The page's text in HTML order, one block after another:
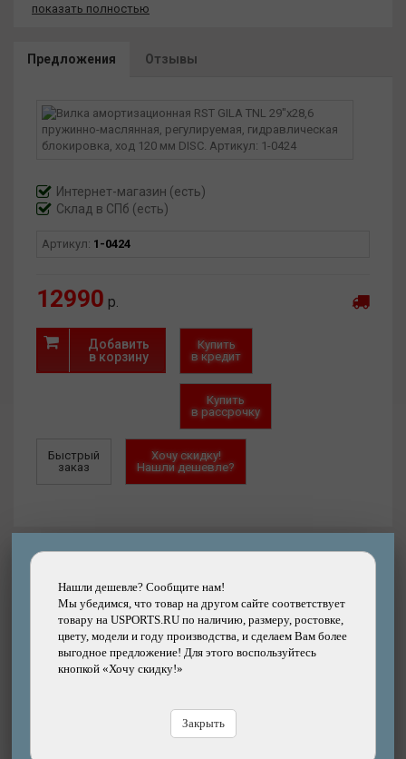
начального и среднего уровней, с диаметром колес 29
Стальная пружина со встроенным эластомером хорошо
При этом обеспечивается лучшая комфортность и
управляемость, кроме того амортизатор увеличивает срок
службы основных узлов велосипеда. Имеется регулировка
амортизатор под свой вес. Также есть гидравлическая
блокировка вилки. Шток вилки имеет диаметр 28,6 мм.
показать полностью
Предложения Отзывы
Интернет-магазин (есть)
Склад в СПб (есть)
Артикул: 1-0424
12990 р.
Нашли дешевле? Сообщите нам!
Мы убедимся, что товар на другом сайте соответствует
товару на USPORTS.RU по наличию, размеру, ростовке,
цвету, модели и году производства, и сделаем Вам более
выгодное предложение! Для этого воспользуйтесь
кнопкой «Хочу скидку!»
Закрыть
Добавить
в корзину
Купить
в кредит
Купить
в рассрочку
Быстрый
заказ
Хочу скидку!
Нашли дешевле?
Другие товары каталога
Подробнее
Вилка ECLAT Storm
Бренд: ECLAT